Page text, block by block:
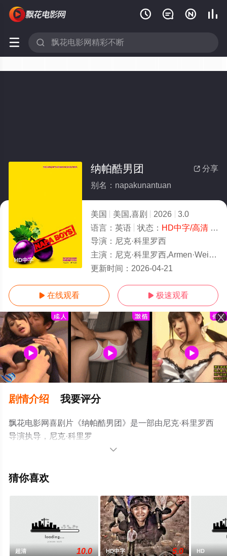
   
 
HD中字
 分享
纳帕酷男团
别名：napakunantuan
美国 美国,喜剧 2026
3.0
语言： 英语 状态： HD中字/高清- 免费在线观看
导演： 尼克·科里罗西
主演： 尼克·科里罗西,Armen·Weitzman,Vanessa·Ches
更新时间： 2026-04-21
 在线观看  极速观看
剧情介绍 我要评分
飘花电影网喜剧片《纳帕酷男团》是一部由尼克·科里罗西
导演执导，尼克·科里罗
西,Armen·Weitzman,Vanessa·Chester等演员精彩演绎的美
花影院，更多相关信息可移步至豆瓣电影、电视猫或剧情

猜你喜欢
超清 10.0 HD中字 5.0 HD